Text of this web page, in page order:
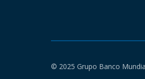
© 2025 Grupo Banco